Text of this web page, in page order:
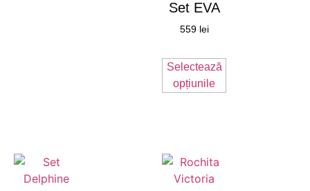
Set EVA
559 lei
Selectează
opțiunile